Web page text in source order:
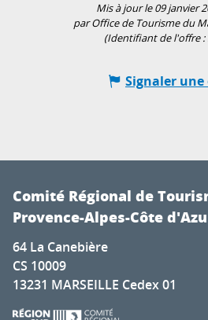
Mis à jour le 09 janvier
par Office de Tourisme du
(Identifiant de l'offre :
Signaler
Comité Régional de
Provence-Alpes-Côte
64 La Canebière
CS 10009
13231 MARSEILLE Cedex 01